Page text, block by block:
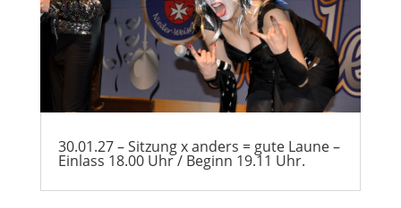
30.01.27 – Sitzung x anders = gute Laune –
Einlass 18.00 Uhr / Beginn 19.11 Uhr.